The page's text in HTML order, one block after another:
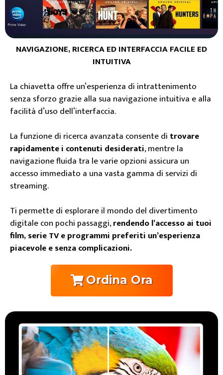
NAVIGAZIONE, RICERCA ED INTERFACCIA FACILE ED
INTUITIVA
La chiavetta offre un’esperienza di intrattenimento
senza sforzo grazie alla sua navigazione intuitiva e alla
facilità d’uso dell’interfaccia.
La funzione di ricerca avanzata consente di trovare
rapidamente i contenuti desiderati, mentre la
navigazione fluida tra le varie opzioni assicura un
accesso immediato a una vasta gamma di servizi di
streaming.
Ti permette di esplorare il mondo del divertimento
digitale con pochi passaggi,rendendo l’accesso ai tuoi
film, serie TV e programmi preferiti un’esperienza
piacevole e senza complicazioni.
Ordina Ora